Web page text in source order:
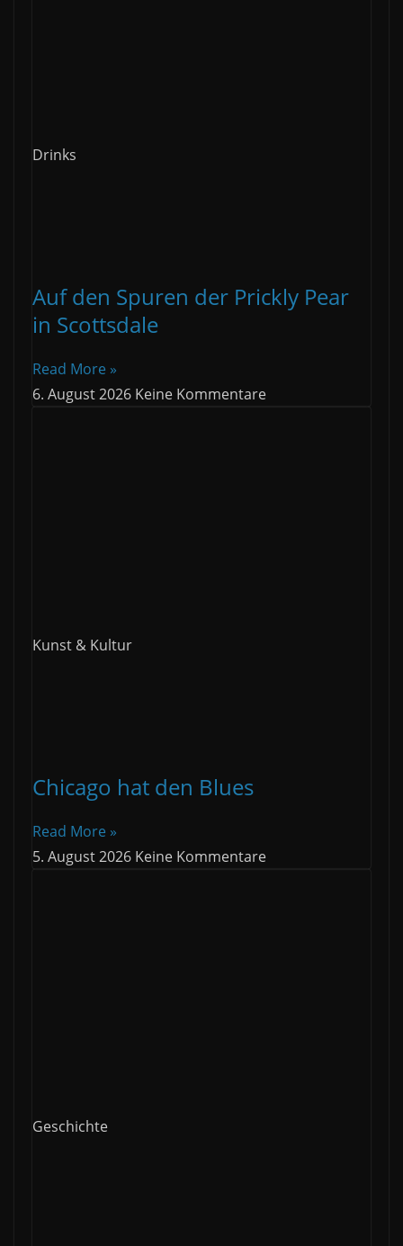
Drinks
Auf den Spuren der Prickly Pear
in Scottsdale
Read More »
6. August 2026 Keine Kommentare
Kunst & Kultur
Chicago hat den Blues
Read More »
5. August 2026 Keine Kommentare
Geschichte